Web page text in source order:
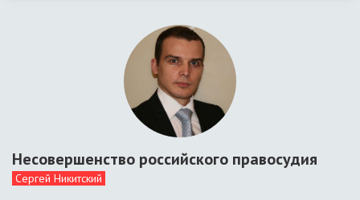
Несовершенство российского правосудия
Сергей Никитский